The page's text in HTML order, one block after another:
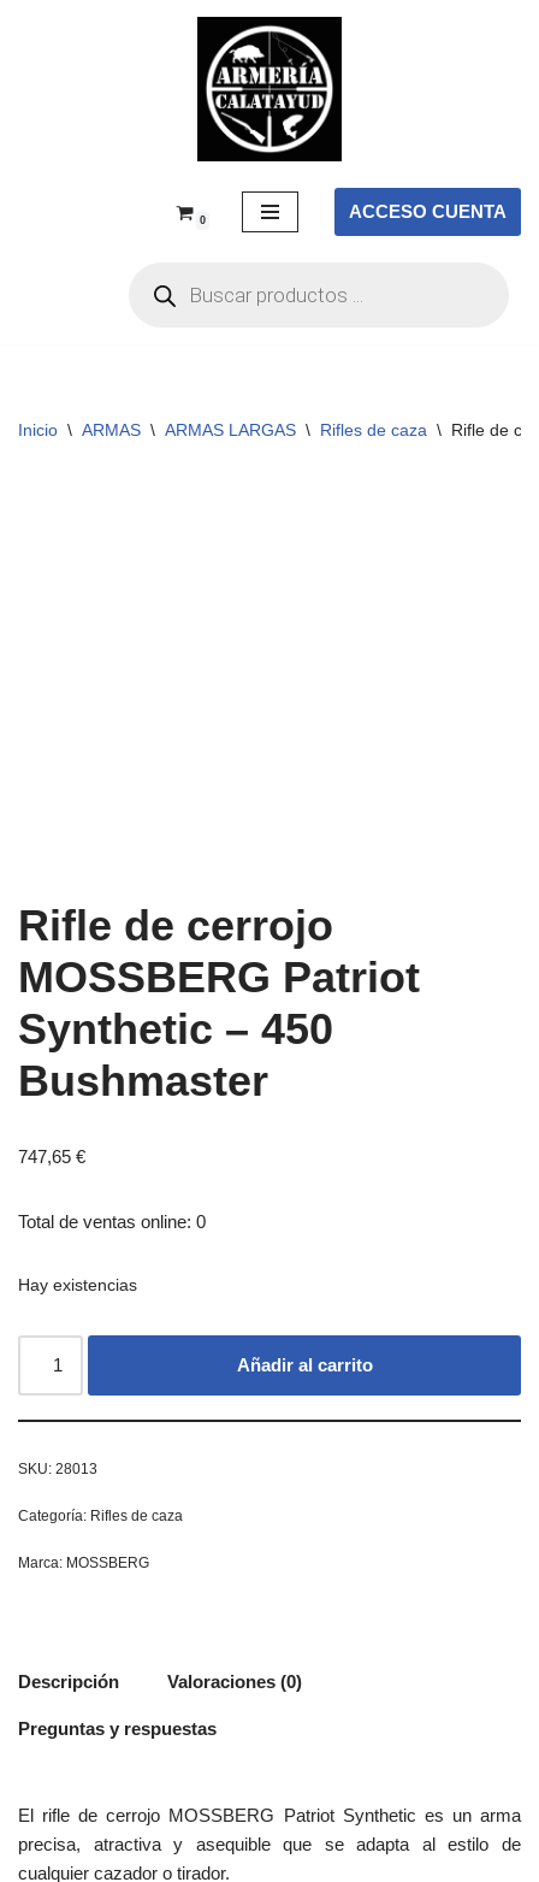
0 ACCESO CUENTA
Inicio \ ARMAS \ ARMAS LARGAS \ Rifles de caza \ Rifle de
Rifle de cerrojo
MOSSBERG Patriot
Synthetic – 450
Bushmaster
747,65 €
Total de ventas online: 0
Hay existencias
Añadir al carrito
SKU: 28013
Categoría: Rifles de caza
Marca: MOSSBERG
Descripción Valoraciones (0)
Preguntas y respuestas
El rifle de cerrojo MOSSBERG Patriot Synthetic es un arma
precisa, atractiva y asequible que se adapta al estilo de
cualquier cazador o tirador.